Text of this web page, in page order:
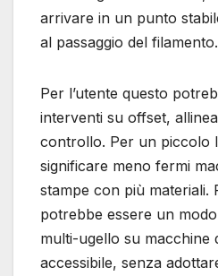
arrivare in un punto
al passaggio del filamento.
Per l’utente questo
interventi su offset,
controllo. Per un piccolo
significare meno fermi
stampe con più materiali.
potrebbe essere un
multi-ugello su macchine
accessibile, senza